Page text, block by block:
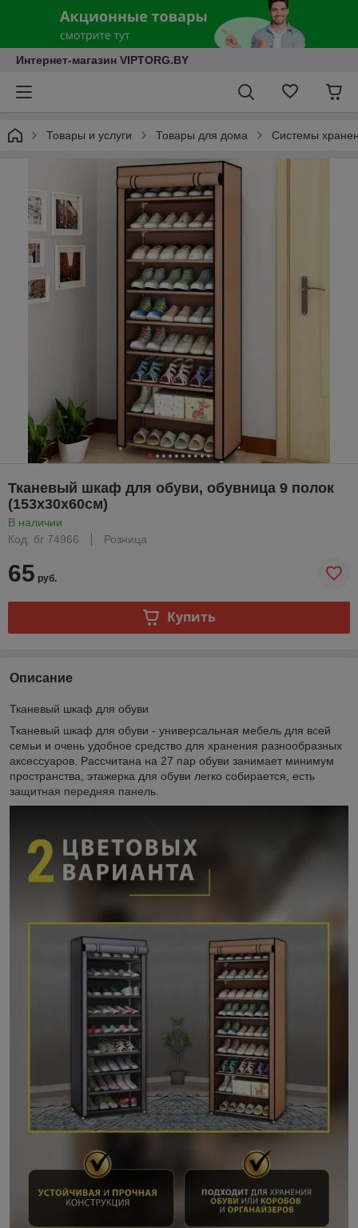
Интернет-магазин VIPTORG.BY
Товары и услуги Товары для дома Системы
Тканевый шкаф для обуви, обувница 9 полок
(153х30х60см)
В наличии
Код: бг 74966
Розница
65 руб.
Купить
Описание
Тканевый шкаф для обуви
Тканевый шкаф для обуви - универсальная мебель для всей
семьи и очень удобное средство для хранения разнообразных
аксессуаров. Рассчитана на 27 пар обуви занимает минимум
пространства, этажерка для обуви легко собирается, есть
защитная передняя панель.